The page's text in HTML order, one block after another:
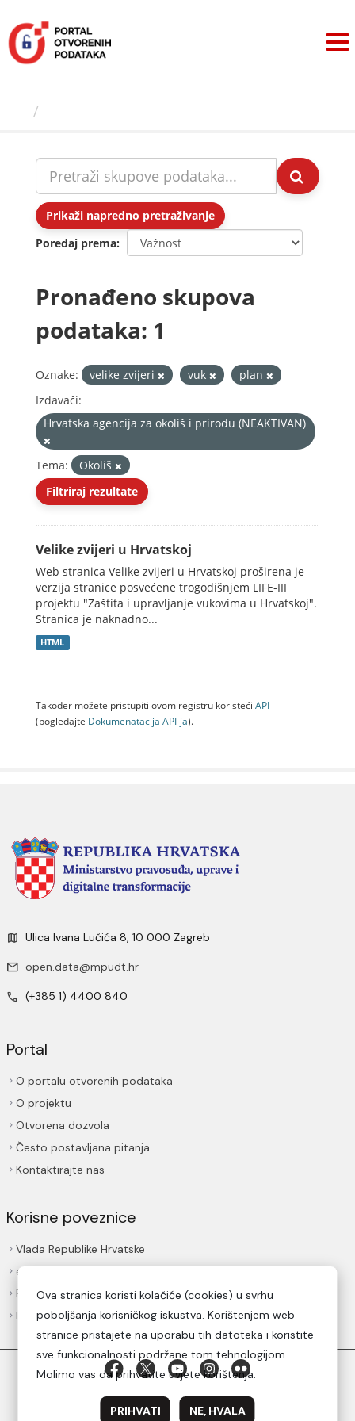
sadržaj
Prikaži napredno pretraživanje
Poredaj prema
Pronađeno skupova
podataka: 1
Oznake: velike zvijeri vuk
plan
Izdavači:
Hrvatska agencija za okoliš i prirodu (NEAKTIVAN)
Tema:
Okoliš
Filtriraj rezultate
Velike zvijeri u Hrvatskoj
Web stranica Velike zvijeri u Hrvatskoj proširena je
verzija stranice posvećene trogodišnjem LIFE-III
projektu "Zaštita i upravljanje vukovima u Hrvatskoj".
Stranica je naknadno...
HTML
Također možete pristupiti ovom registru koristeći API
(pogledajte Dokumenаtаcijа API-jа).